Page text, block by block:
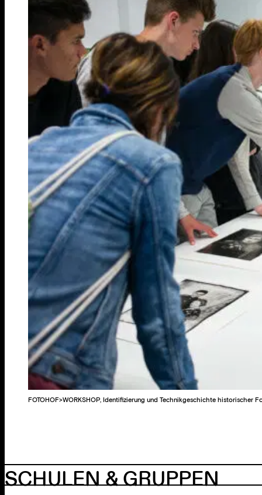
FOTOHOF>WORKSHOP, Identifizierung und Technikgeschichte historischer
SCHULEN & GRUPPEN